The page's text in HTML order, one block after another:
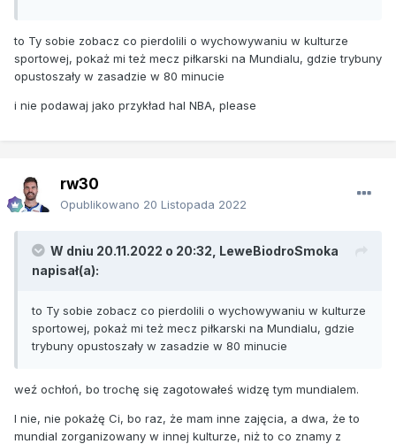
to Ty sobie zobacz co pierdolili o wychowywaniu w kulturze
sportowej, pokaż mi też mecz piłkarski na Mundialu, gdzie trybuny
opustoszały w zasadzie w 80 minucie
i nie podawaj jako przykład hal NBA, please
rw30
Opublikowano 20 Listopada 2022
W dniu 20.11.2022 o 20:32, LeweBiodroSmoka
napisał(a):
to Ty sobie zobacz co pierdolili o wychowywaniu w kulturze
sportowej, pokaż mi też mecz piłkarski na Mundialu, gdzie
trybuny opustoszały w zasadzie w 80 minucie
weź ochłoń, bo trochę się zagotowałeś widzę tym mundialem.
I nie, nie pokażę Ci, bo raz, że mam inne zajęcia, a dwa, że to
mundial zorganizowany w innej kulturze, niż to co znamy z